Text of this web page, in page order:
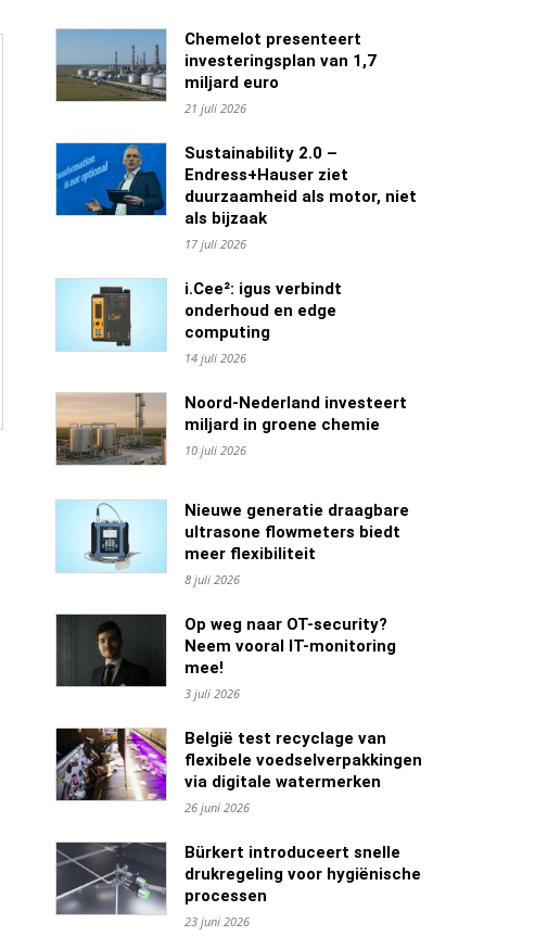
Chemelot presenteert
investeringsplan van 1,7
miljard euro
21 juli 2026
Sustainability 2.0 –
Endress+Hauser ziet
duurzaamheid als motor, niet
als bijzaak
17 juli 2026
i.Cee²: igus verbindt
onderhoud en edge
computing
14 juli 2026
Noord-Nederland investeert
miljard in groene chemie
10 juli 2026
Nieuwe generatie draagbare
ultrasone flowmeters biedt
meer flexibiliteit
8 juli 2026
Op weg naar OT-security?
Neem vooral IT-monitoring
mee!
3 juli 2026
België test recyclage van
flexibele voedselverpakkingen
via digitale watermerken
26 juni 2026
Bürkert introduceert snelle
drukregeling voor hygiënische
processen
23 juni 2026